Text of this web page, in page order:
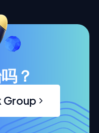
？
Group